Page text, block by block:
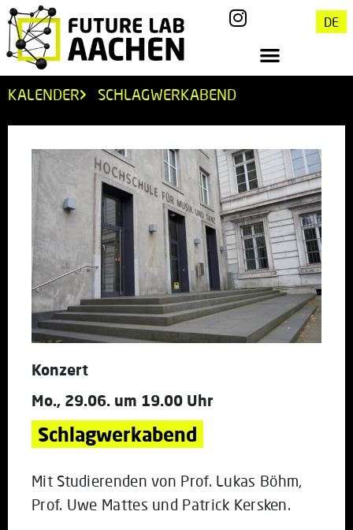
DE
KALENDER SCHLAGWERKABEND
Konzert
Mo., 29.06. um 19.00 Uhr
Schlagwerkabend
Mit Studierenden von Prof. Lukas Böhm,
Prof. Uwe Mattes und Patrick Kersken.